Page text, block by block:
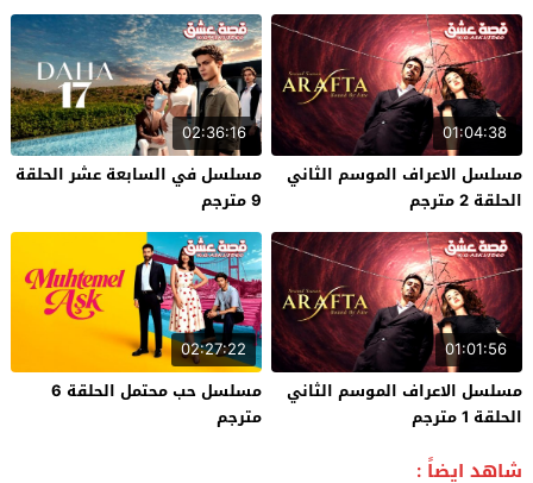
01:04:38
مسلسل الاعراف الموسم الثاني
الحلقة 2 مترجم
02:36:16
مسلسل في السابعة عشر الحلقة
9 مترجم
01:01:56
مسلسل الاعراف الموسم الثاني
الحلقة 1 مترجم
02:27:22
مسلسل حب محتمل الحلقة 6
مترجم
شاهد ايضاً :